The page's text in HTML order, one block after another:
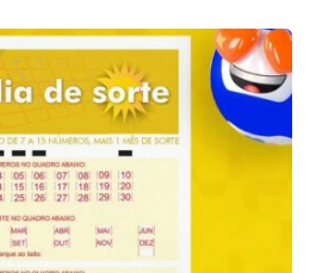
2018
para professores da
em 2018. A seleção
em diversas áreas do
os candidatos passaram
redação e avaliação de